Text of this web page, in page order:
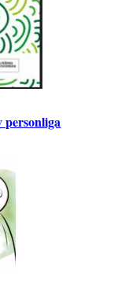
personliga